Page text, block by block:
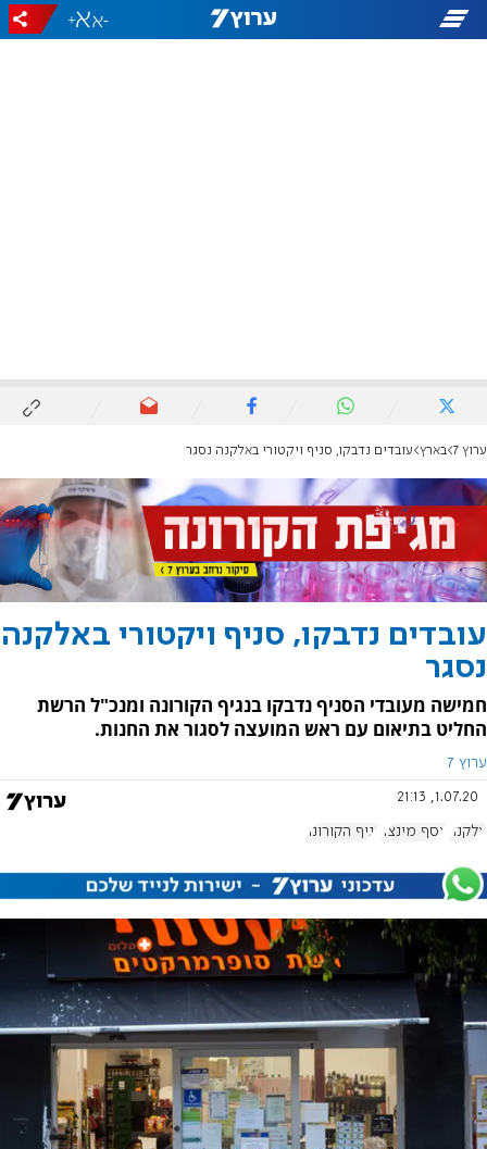
-
+
ערוץ 7 בארץ עובדים נדבקו, סניף ויקטורי באלקנה נסגר
עובדים נדבקו, סניף ויקטורי באלקנה
נסגר
חמישה מעובדי הסניף נדבקו בנגיף הקורונה ומנכ"ל הרשת
החליט בתיאום עם ראש המועצה לסגור את החנות.
ערוץ 7
1.07.20, 21:13
אלקנה אסף מינצר נגיף הקורונה